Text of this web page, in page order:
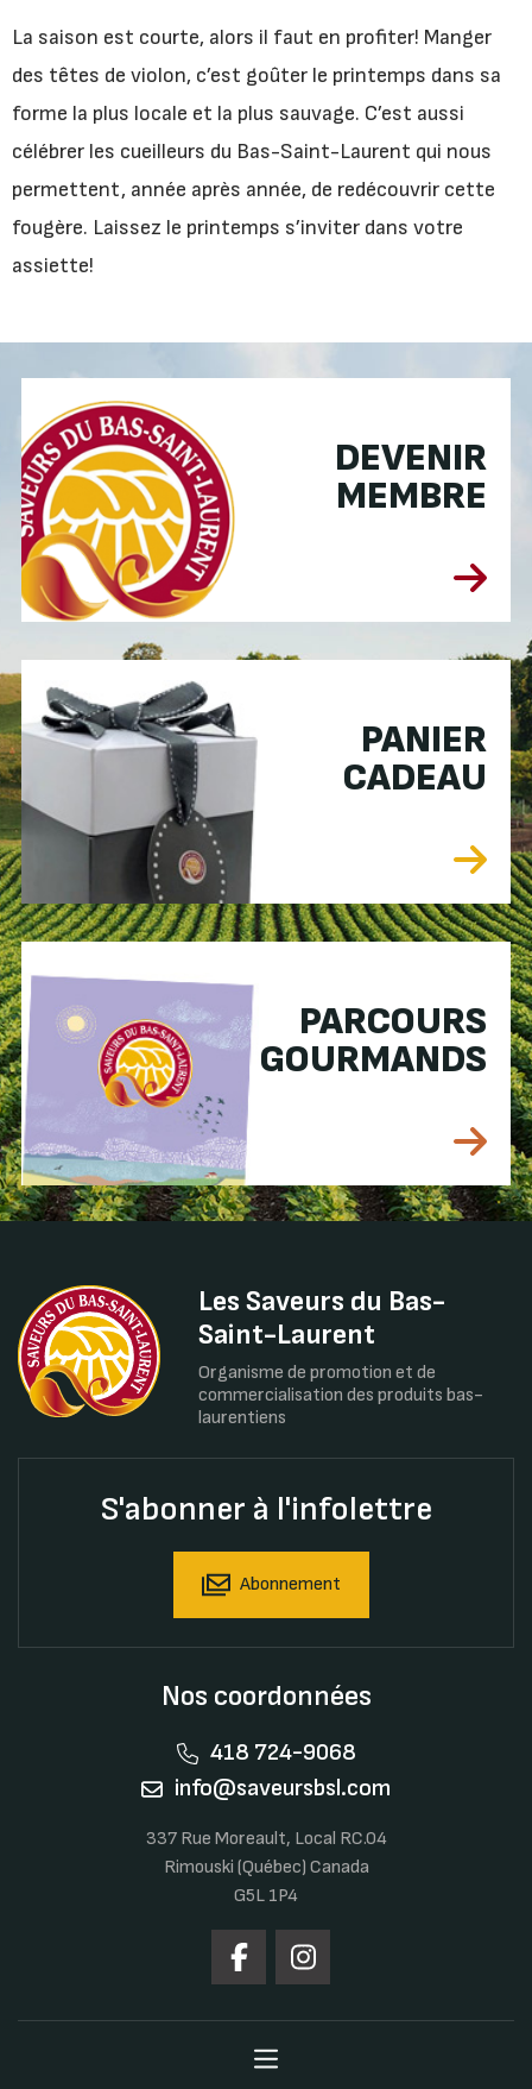
La saison est courte, alors il faut en profiter! Manger
des têtes de violon, c’est goûter le printemps dans sa
forme la plus locale et la plus sauvage. C’est aussi
célébrer les cueilleurs du Bas-Saint-Laurent qui nous
permettent, année après année, de redécouvrir cette
fougère. Laissez le printemps s’inviter dans votre
assiette!
DEVENIR
MEMBRE
PANIER
CADEAU
PARCOURS
GOURMANDS
Les Saveurs du Bas-
Saint-Laurent
Organisme de promotion et de
commercialisation des produits bas-
laurentiens
S'abonner à l'infolettre
Abonnement
Nos coordonnées
418 724-9068
info@saveursbsl.com
337 Rue Moreault, Local RC.04
Rimouski (Québec) Canada
G5L 1P4